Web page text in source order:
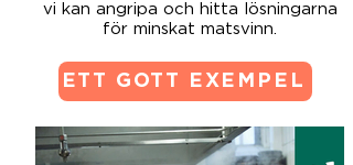
vi kan angripa och hitta lösningarna
för minskat matsvinn.
ETT GOTT EXEMPEL